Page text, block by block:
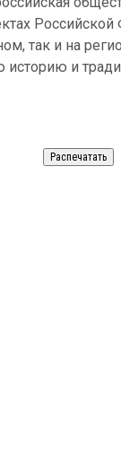
так и на
историю и